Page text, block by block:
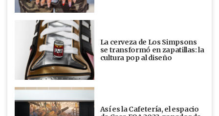
La cerveza de Los Simpsons
se transformó en zapatillas: la
cultura pop al diseño
Así es la Cafetería, el espacio